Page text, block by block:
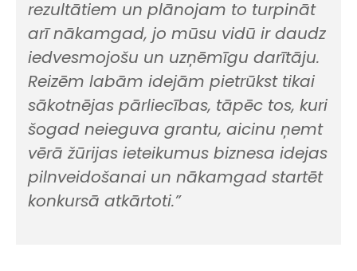
rezultātiem un plānojam to turpināt
arī nākamgad, jo mūsu vidū ir daudz
iedvesmojošu un uzņēmīgu darītāju.
Reizēm labām idejām pietrūkst tikai
sākotnējas pārliecības, tāpēc tos, kuri
šogad neieguva grantu, aicinu ņemt
vērā žūrijas ieteikumus biznesa idejas
pilnveidošanai un nākamgad startēt
konkursā atkārtoti.”